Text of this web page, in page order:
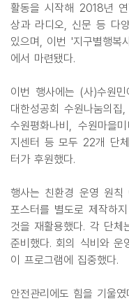
활동을 시작해 2018년
상과 라디오, 신문 등 다
있으며, 이번 '지구별행복
에서 마련됐다.
이번 행사에는 (사)수원
대한성공회 수원나눔의집
수원평화나비, 수원마을
지센터 등 모두 22개 단
터가 후원했다.
행사는 친환경 운영 원칙
포스터를 별도로 제작하
것을 재활용했다. 각 단체
준비했다. 회의 식비와 운
이 프로그램에 집중했다.
안전관리에도 힘을 기울